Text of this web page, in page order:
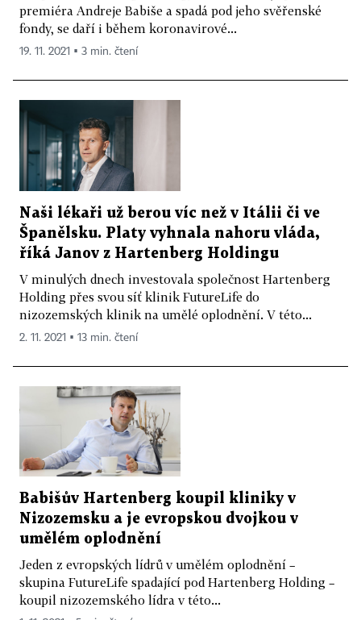
premiéra Andreje Babiše a spadá pod jeho svěřenské
fondy, se daří i během koronavirové...
19. 11. 2021 ▪ 3 min. čtení
Naši lékaři už berou víc než v Itálii či ve
Španělsku. Platy vyhnala nahoru vláda,
říká Janov z Hartenberg Holdingu
V minulých dnech investovala společnost Hartenberg
Holding přes svou síť klinik FutureLife do
nizozemských klinik na umělé oplodnění. V této...
2. 11. 2021 ▪ 13 min. čtení
Babišův Hartenberg koupil kliniky v
Nizozemsku a je evropskou dvojkou v
umělém oplodnění
Jeden z evropských lídrů v umělém oplodnění –
skupina FutureLife spadající pod Hartenberg Holding –
koupil nizozemského lídra v této...